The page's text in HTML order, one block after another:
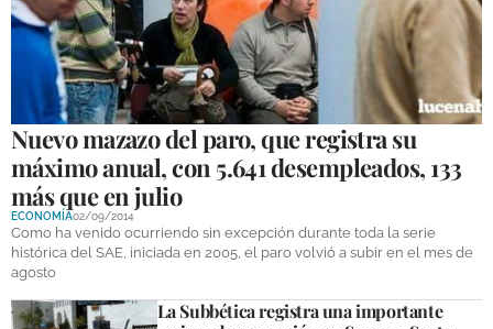
DESARROLLO LOCAL
LUCENA EMPRESAS
OCIO
COFRADÍAS
DEPORTES
COMPETICIONES
DEPORTE BASE
Nuevo mazazo del paro, que registra su
máximo anual, con 5.641 desempleados, 133
más que en julio
ECONOMÍA02/09/2014
Como ha venido ocurriendo sin excepción durante toda la serie
histórica del SAE, iniciada en 2005, el paro volvió a subir en el mes de
agosto
La Subbética registra una importante